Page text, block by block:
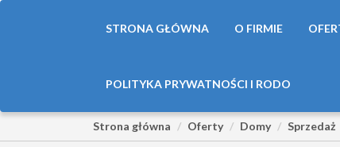
STRONA GŁÓWNA O FIRMIE
POLITYKA PRYWATNOŚCI I RODO
Strona główna Oferty Domy Sprzedaż